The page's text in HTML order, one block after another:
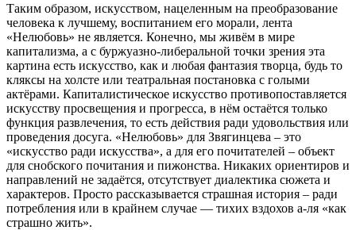
Таким образом, искусством, нацеленным на преобразование
человека к лучшему, воспитанием его морали, лента
«Нелюбовь» не является. Конечно, мы живём в мире
капитализма, а с буржуазно-либеральной точки зрения эта
картина есть искусство, как и любая фантазия творца, будь то
кляксы на холсте или театральная постановка с голыми
актёрами. Капиталистическое искусство противопоставляется
искусству просвещения и прогресса, в нём остаётся только
функция развлечения, то есть действия ради удовольствия или
проведения досуга. «Нелюбовь» для Звягинцева – это
«искусство ради искусства», а для его почитателей – объект
для снобского почитания и пижонства. Никаких ориентиров и
направлений не задаётся, отсутствует диалектика сюжета и
характеров. Просто рассказывается страшная история – ради
потребления или в крайнем случае — тихих вздохов а-ля «как
страшно жить».